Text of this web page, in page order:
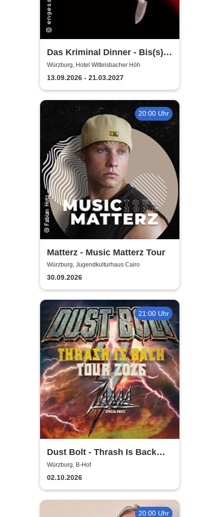
Das Kriminal Dinner - Bis(s)
zum letzten Zug
Würzburg, Hotel Wittelsbacher Höh
13.09.2026 - 21.03.2027
20:00 Uhr
Matterz - Music Matterz Tour
Würzburg, Jugendkulturhaus Cairo
30.09.2026
21:00 Uhr
Dust Bolt - Thrash Is Back
Tour 2026
Würzburg, B-Hof
02.10.2026
20:00 Uhr